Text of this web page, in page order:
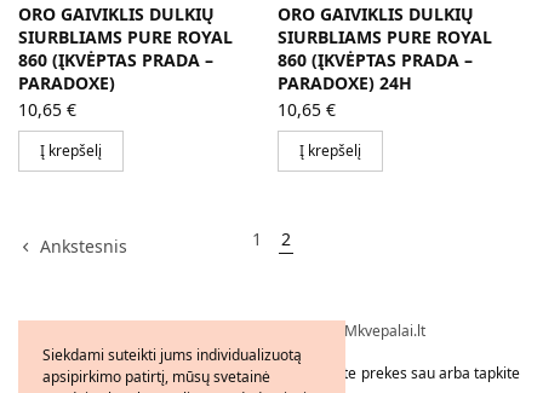
ORO GAIVIKLIS DULKIŲ
SIURBLIAMS PURE ROYAL
860 (ĮKVĖPTAS PRADA –
PARADOXE)
10,65 €
Į krepšelį
ORO GAIVIKLIS DULKIŲ
SIURBLIAMS PURE ROYAL
860 (ĮKVĖPTAS PRADA –
PARADOXE) 24H
10,65 €
Į krepšelį
Ankstesnis 1 2
Visos teisės saugomos © 2026 - FMkvepalai.lt
Tapkite FMWorld verslo partneriu arba užsakykite prekes sau arba tapkite
Siekdami suteikti jums individualizuotą
apsipirkimo patirtį, mūsų svetainė